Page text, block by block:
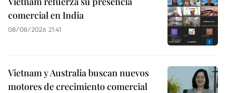
comercial en India
08/08/2026 21:41
Vietnam y Australia buscan nuevos
motores de crecimiento comercial